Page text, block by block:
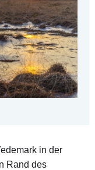
in der
Rand des